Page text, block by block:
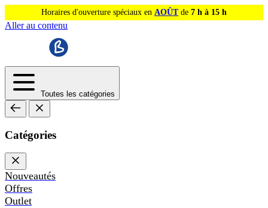
Horaires d'ouverture spéciaux en AOÛTde 7 h à 15 h
Aller au contenu
Toutes les catégories
Catégories
Nouveautés
Offres
Outlet